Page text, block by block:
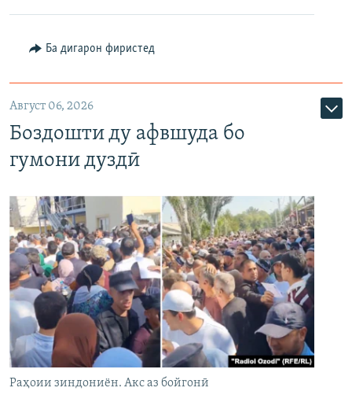
Ба дигарон фиристед
Август 06, 2026
Боздошти ду афвшуда бо
гумони дуздӣ
Раҳоии зиндониён. Акс аз бойгонӣ